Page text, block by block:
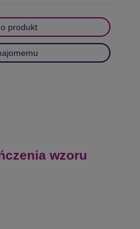
produkt
wzoru